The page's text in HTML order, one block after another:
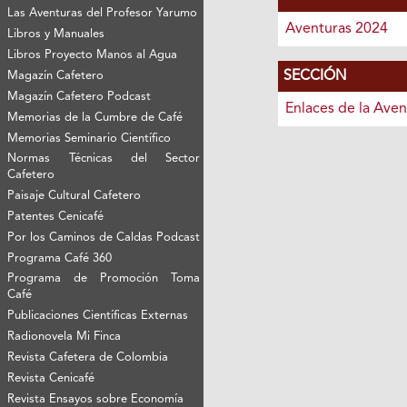
Las Aventuras del Profesor Yarumo
Libros y Manuales
Libros Proyecto Manos al Agua
Magazín Cafetero
Magazín Cafetero Podcast
Memorias de la Cumbre de Café
Memorias Seminario Científico
Normas Técnicas del Sector
Cafetero
Paisaje Cultural Cafetero
Patentes Cenicafé
Por los Caminos de Caldas Podcast
Programa Café 360
Programa de Promoción Toma
Café
Publicaciones Científicas Externas
Radionovela Mi Finca
Revista Cafetera de Colombia
Revista Cenicafé
Revista Ensayos sobre Economía
Aventuras 2024
SECCIÓN
Enlaces de la